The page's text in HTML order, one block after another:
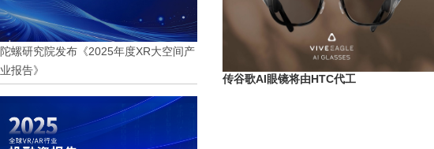
陀螺研究院发布《2025年度XR大空间产
业报告》
传谷歌AI眼镜将由HTC代工